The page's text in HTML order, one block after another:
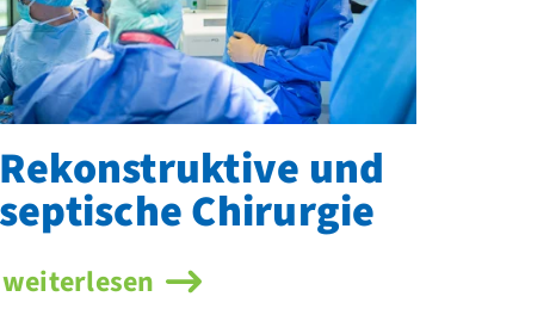
Rekonstruktive und
septische Chirurgie
Rekonstruktive und septische Chirurgie
weiterlesen